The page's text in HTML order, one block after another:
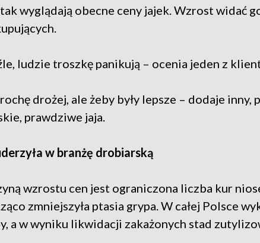
wyglądają obecne ceny jajek. Wzrost widać
ludzie troszkę panikują – ocenia jeden z
drożej, ale żeby były lepsze – dodaje inny,
prawdziwe jaja.
w branżę drobiarską
wzrostu cen jest ograniczona liczba kur
zmniejszyła ptasia grypa. W całej Polsce
a w wyniku likwidacji zakażonych stad